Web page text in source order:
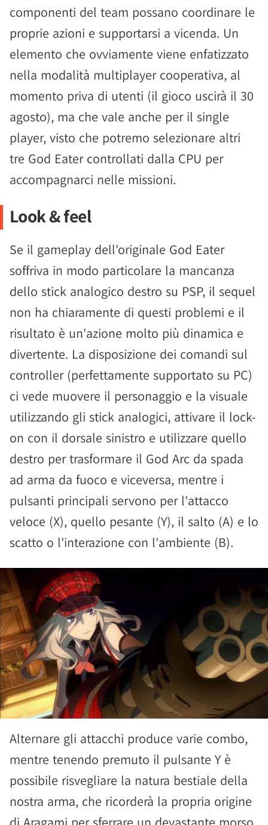
componenti del team possano coordinare le
proprie azioni e supportarsi a vicenda. Un
elemento che ovviamente viene enfatizzato
nella modalità multiplayer cooperativa, al
momento priva di utenti (il gioco uscirà il 30
agosto), ma che vale anche per il single
player, visto che potremo selezionare altri
tre God Eater controllati dalla CPU per
accompagnarci nelle missioni.
Look & feel
Se il gameplay dell'originale God Eater
soffriva in modo particolare la mancanza
dello stick analogico destro su PSP, il sequel
non ha chiaramente di questi problemi e il
risultato è un'azione molto più dinamica e
divertente. La disposizione dei comandi sul
controller (perfettamente supportato su PC)
ci vede muovere il personaggio e la visuale
utilizzando gli stick analogici, attivare il lock-
on con il dorsale sinistro e utilizzare quello
destro per trasformare il God Arc da spada
ad arma da fuoco e viceversa, mentre i
pulsanti principali servono per l'attacco
veloce (X), quello pesante (Y), il salto (A) e lo
scatto o l'interazione con l'ambiente (B).
Alternare gli attacchi produce varie combo,
mentre tenendo premuto il pulsante Y è
possibile risvegliare la natura bestiale della
nostra arma, che ricorderà la propria origine